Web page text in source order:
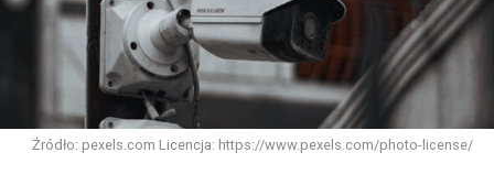
Źródło: pexels.com Licencja: https://www.pexels.com/photo-license/